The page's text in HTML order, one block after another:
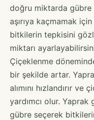
doğru miktarda gübre
aşırıya kaçmamak
bitkilerin tepkisini
miktarı
Çiçeklenme
bir şekilde artar.
alımını hızlandırır
yardımcı olur.
gübre seçerek